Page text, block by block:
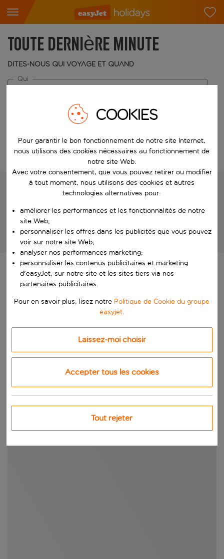
Toute dernière minute
Dites-nous qui voyage et quand
Qui
Choisissez vos dates
Modifier la recherche
Nous recherchons vos vacances
Des vacances exceptionnelles à des prix imbattables !
COOKIES
Pour garantir le bon fonctionnement de notre site Internet,
nous utilisons des cookies nécessaires au fonctionnement de
notre site Web.
Avec votre consentement, que vous pouvez retirer ou modifier
à tout moment, nous utilisons des cookies et autres
technologies alternatives pour:
améliorer les performances et les fonctionnalités de notre
site Web;
personnaliser les offres dans les publicités que vous pouvez
voir sur notre site Web;
analyser nos performances marketing;
personnaliser les contenus publicitaires et marketing
d'easyJet, sur notre site et les sites tiers via nos
partenaires publicitaires.
Pour en savoir plus, lisez notre Politique de Cookie du groupe
easyjet.
Laissez-moi choisir
Accepter tous les cookies
Tout rejeter